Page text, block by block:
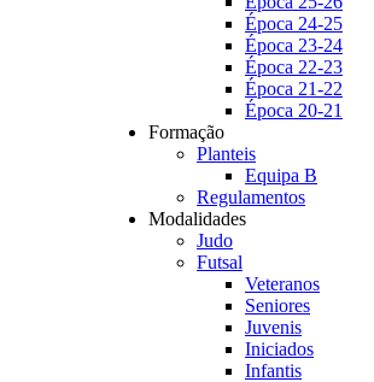
Época 24-25
Época 23-24
Época 22-23
Época 21-22
Época 20-21
Formação
Planteis
Equipa B
Regulamentos
Modalidades
Judo
Futsal
Veteranos
Seniores
Juvenis
Iniciados
Infantis